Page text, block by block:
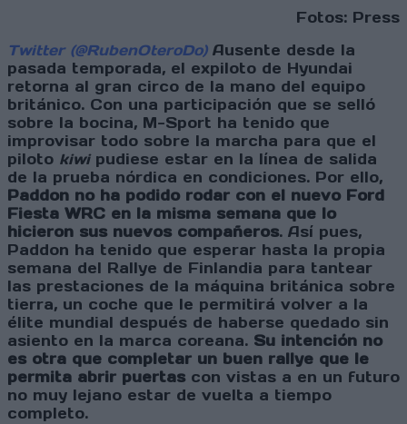
Fotos: Press
Twitter (@RubenOteroDo)Ausente desde la
pasada temporada, el expiloto de Hyundai
retorna al gran circo de la mano del equipo
británico. Con una participación que se selló
sobre la bocina, M-Sport ha tenido que
improvisar todo sobre la marcha para que el
piloto kiwipudiese estar en la línea de salida
de la prueba nórdica en condiciones. Por ello,
Paddon no ha podido rodar con el nuevo Ford
Fiesta WRC en la misma semana que lo
hicieron sus nuevos compañeros. Así pues,
Paddon ha tenido que esperar hasta la propia
semana del Rallye de Finlandia para tantear
las prestaciones de la máquina británica sobre
tierra, un coche que le permitirá volver a la
élite mundial después de haberse quedado sin
asiento en la marca coreana. Su intención no
es otra que completar un buen rallye que le
permita abrir puertas con vistas a en un futuro
no muy lejano estar de vuelta a tiempo
completo.